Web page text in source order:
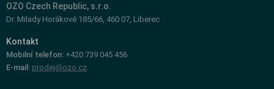
OZO Czech Republic, s.r.o.
Dr. Milady Horákové 185/66, 460 07, Liberec
Kontakt
Mobilní telefon: +420 739 045 456
E-mail: prodej@ozo.cz